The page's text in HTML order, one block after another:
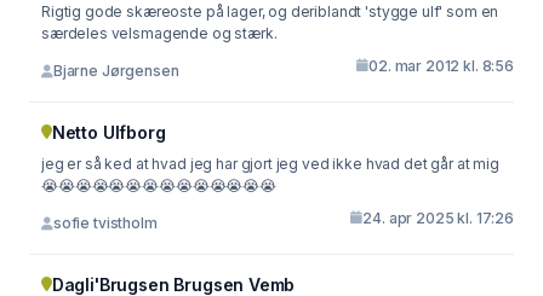
Rigtig gode skæreoste på lager, og deriblandt 'stygge ulf' som en
særdeles velsmagende og stærk.
Bjarne Jørgensen 02. mar 2012 kl. 8:56
Netto Ulfborg
jeg er så ked at hvad jeg har gjort jeg ved ikke hvad det går at mig
😭😭😭😭😭😭😭😭😭😭😭😭😭😭
sofie tvistholm 24. apr 2025 kl. 17:26
Dagli'Brugsen Brugsen Vemb